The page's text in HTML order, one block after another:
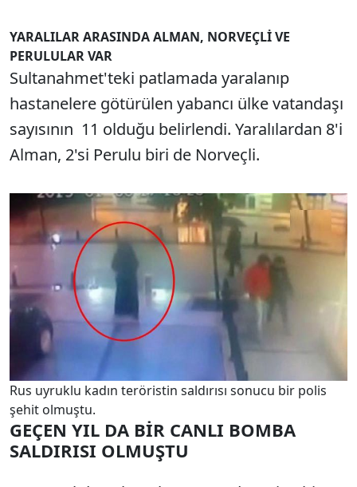
YARALILAR ARASINDA ALMAN, NORVEÇLİ VE
PERULULAR VAR
Sultanahmet'teki patlamada yaralanıp
hastanelere götürülen yabancı ülke vatandaşı
sayısının 11 olduğu belirlendi. Yaralılardan 8'i
Alman, 2'si Perulu biri de Norveçli.
Rus uyruklu kadın teröristin saldırısı sonucu bir polis
şehit olmuştu.
GEÇEN YIL DA BİR CANLI BOMBA
SALDIRISI OLMUŞTU